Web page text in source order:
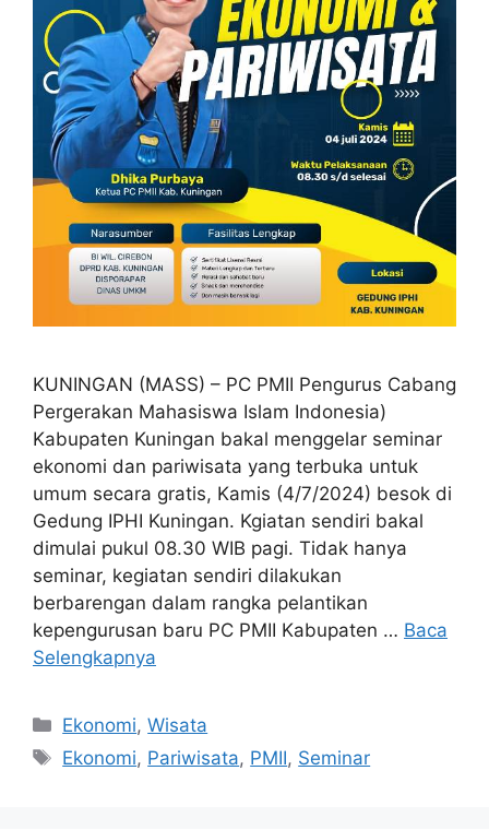
KUNINGAN (MASS) – PC PMII Pengurus Cabang
Pergerakan Mahasiswa Islam Indonesia)
Kabupaten Kuningan bakal menggelar seminar
ekonomi dan pariwisata yang terbuka untuk
umum secara gratis, Kamis (4/7/2024) besok di
Gedung IPHI Kuningan. Kgiatan sendiri bakal
dimulai pukul 08.30 WIB pagi. Tidak hanya
seminar, kegiatan sendiri dilakukan
berbarengan dalam rangka pelantikan
kepengurusan baru PC PMII Kabupaten … Baca
Selengkapnya
Kategori
Ekonomi,Wisata
Tag
Ekonomi, Pariwisata, PMII, Seminar